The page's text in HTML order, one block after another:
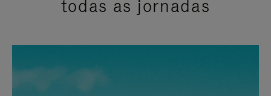
todas as jornadas